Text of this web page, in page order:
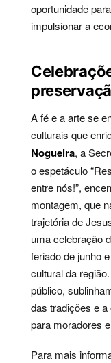
oportunidade
impulsionar a
A fé e a arte se
culturais que
Nogueira, a
o espetáculo
entre nós!”,
montagem, que
trajetória de
uma celebração
feriado de junho
cultural da
público,
das tradições e
para moradores
Para mais